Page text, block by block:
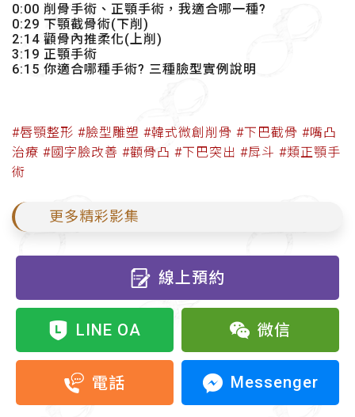
0:00 削骨手術、正顎手術，我適合哪一種?
0:29 下顎截骨術(下削)
2:14 顴骨內推柔化(上削)
3:19 正顎手術
6:15 你適合哪種手術? 三種臉型實例說明
#唇顎整形 #臉型雕塑 #韓式微創削骨 #下巴截骨 #嘴凸
治療 #國字臉改善 #顴骨凸 #下巴突出 #戽斗 #類正顎手
術
更多精彩影集
線上預約
LINE OA 微信
電話 Messenger